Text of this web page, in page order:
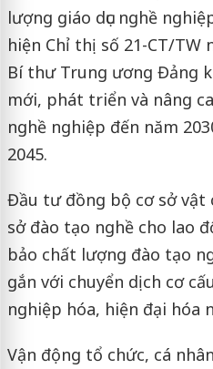
lượng giáo dục nghề
hiện Chỉ thị số 21-CT/TW
Bí thư Trung ương Đảng
mới, phát triển và nâng
nghề nghiệp đến năm
2045.
Đầu tư đồng bộ cơ sở vật
sở đào tạo nghề cho lao
bảo chất lượng đào tạo
gắn với chuyển dịch cơ
nghiệp hóa, hiện đại hóa
Vận động tổ chức, cá